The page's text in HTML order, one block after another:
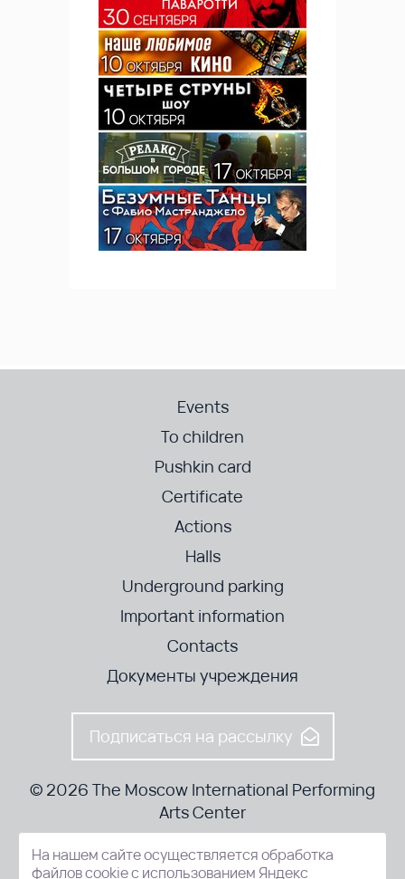
Events
To children
Pushkin card
Certificate
Actions
Halls
Underground parking
Important information
Contacts
Документы учреждения
Подписаться на рассылку
© 2026 The Moscow International Performing
Arts Center
52-8, Kosmodamianskaya nab., Moscow, 115054, Russia
На нашем сайте осуществляется обработка
файлов cookie с использованием Яндекс